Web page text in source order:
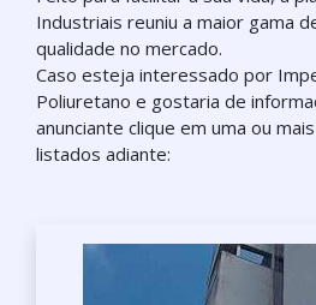
Industriais reuniu a maior gama
qualidade no mercado.
Caso esteja interessado por
Poliuretano e gostaria de
anunciante clique em uma ou
listados adiante: